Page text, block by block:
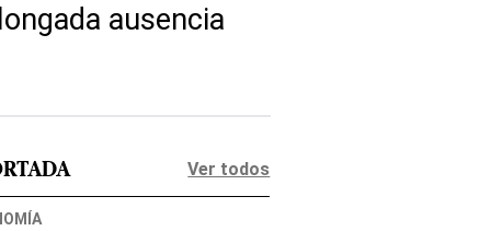
ausencia
Ver todos